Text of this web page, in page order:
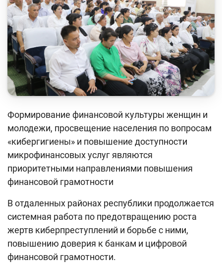
Фотогалерея
О проекте
Поиск по сайту
Карта сайта
Формирование финансовой культуры женщин и
молодежи, просвещение населения по вопросам
«кибергигиены» и повышение доступности
микрофинансовых услуг являются
приоритетными направлениями повышения
финансовой грамотности
В отдаленных районах республики продолжается
системная работа по предотвращению роста
жертв киберпреступлений и борьбе с ними,
повышению доверия к банкам и цифровой
финансовой грамотности.